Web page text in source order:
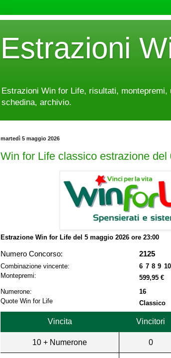
Estrazioni
Estrazioni Win for Life, risultati,
schedina, archivio.
martedì 5 maggio 2026
Win for Life classico estrazione del
Estrazione Win for Life del 5 maggio 2026 ore 23:00
Numero Concorso: 2125
Combinazione vincente:
6 7 8 9
Montepremi:
599,95 €
Numerone:
16
Quote Win for Life
Classico
Vincita Vincitori
10 + Numerone 0